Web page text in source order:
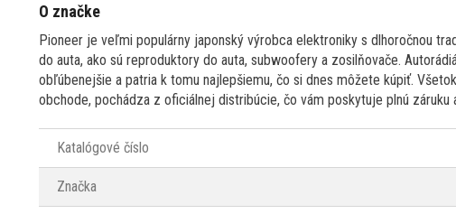
O značke
Pioneer je veľmi populárny japonský výrobca elektroniky s dlhoročnou
do auta, ako sú reproduktory do auta, subwoofery a zosilňovače.
obľúbenejšie a patria k tomu najlepšiemu, čo si dnes môžete kúpiť.
obchode, pochádza z oficiálnej distribúcie, čo vám poskytuje plnú
Katalógové číslo
Značka